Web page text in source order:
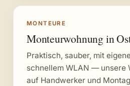
MONTEURE
Monteurwohnung in
Praktisch, sauber, mit
schnellem WLAN — unsere
auf Handwerker und